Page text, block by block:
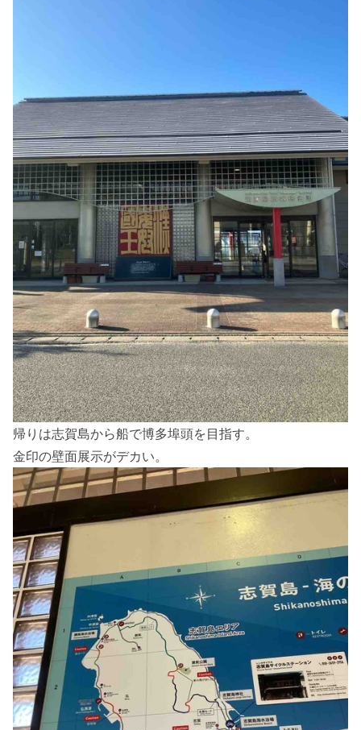
帰りは志賀島から船で博多埠頭を目指す。
金印の壁面展示がデカい。